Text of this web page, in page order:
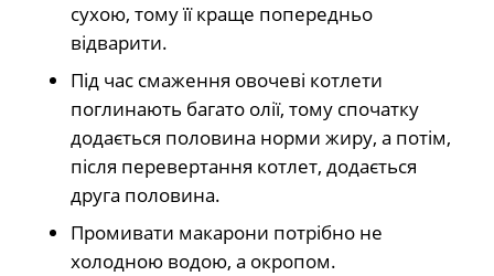
сухою, тому її краще попередньо
відварити.
Під час смаження овочеві котлети
поглинають багато олії, тому спочатку
додається половина норми жиру, а потім,
після перевертання котлет, додається
друга половина.
Промивати макарони потрібно не
холодною водою, а окропом.